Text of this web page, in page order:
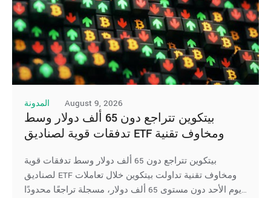
المدونة August 9, 2026
بيتكوين تتراجع دون 65 ألف دولار وسط
تدفقات قوية لصناديق ETF ومخاوف تقنية
بيتكوين تتراجع دون 65 ألف دولار وسط تدفقات قوية
لصناديق ETF ومخاوف تقنية تداولت بيتكوين خلال تعاملات
يوم الأحد دون مستوى 65 ألف دولار، مسجلة تراجعًا محدودًا